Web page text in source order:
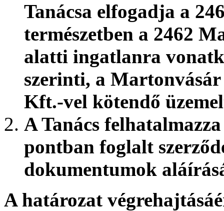
Tanácsa elfogadja a
természetben a 2462
alatti ingatlanra
szerinti, a
Kft.-vel kötendő
A Tanács
pontban foglalt
dokumentumok
A határozat